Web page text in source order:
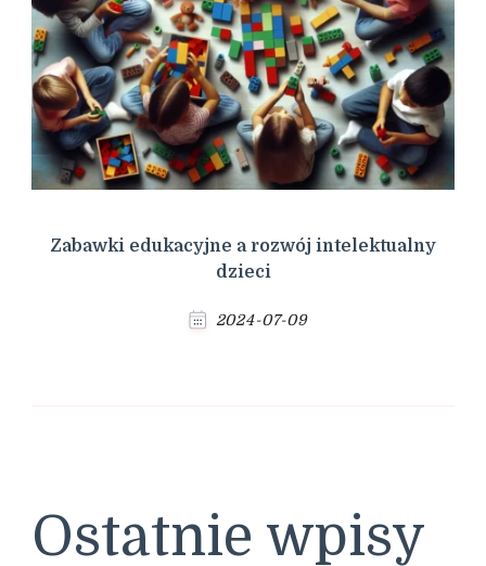
Zabawki edukacyjne a rozwój intelektualny
dzieci
2024-07-09
Ostatnie wpisy